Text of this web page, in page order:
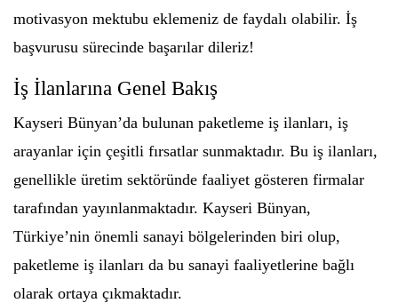
motivasyon mektubu eklemeniz de faydalı olabilir. İş
başvurusu sürecinde başarılar dileriz!
İş İlanlarına Genel Bakış
Kayseri Bünyan’da bulunan paketleme iş ilanları, iş
arayanlar için çeşitli fırsatlar sunmaktadır. Bu iş ilanları,
genellikle üretim sektöründe faaliyet gösteren firmalar
tarafından yayınlanmaktadır. Kayseri Bünyan,
Türkiye’nin önemli sanayi bölgelerinden biri olup,
paketleme iş ilanları da bu sanayi faaliyetlerine bağlı
olarak ortaya çıkmaktadır.